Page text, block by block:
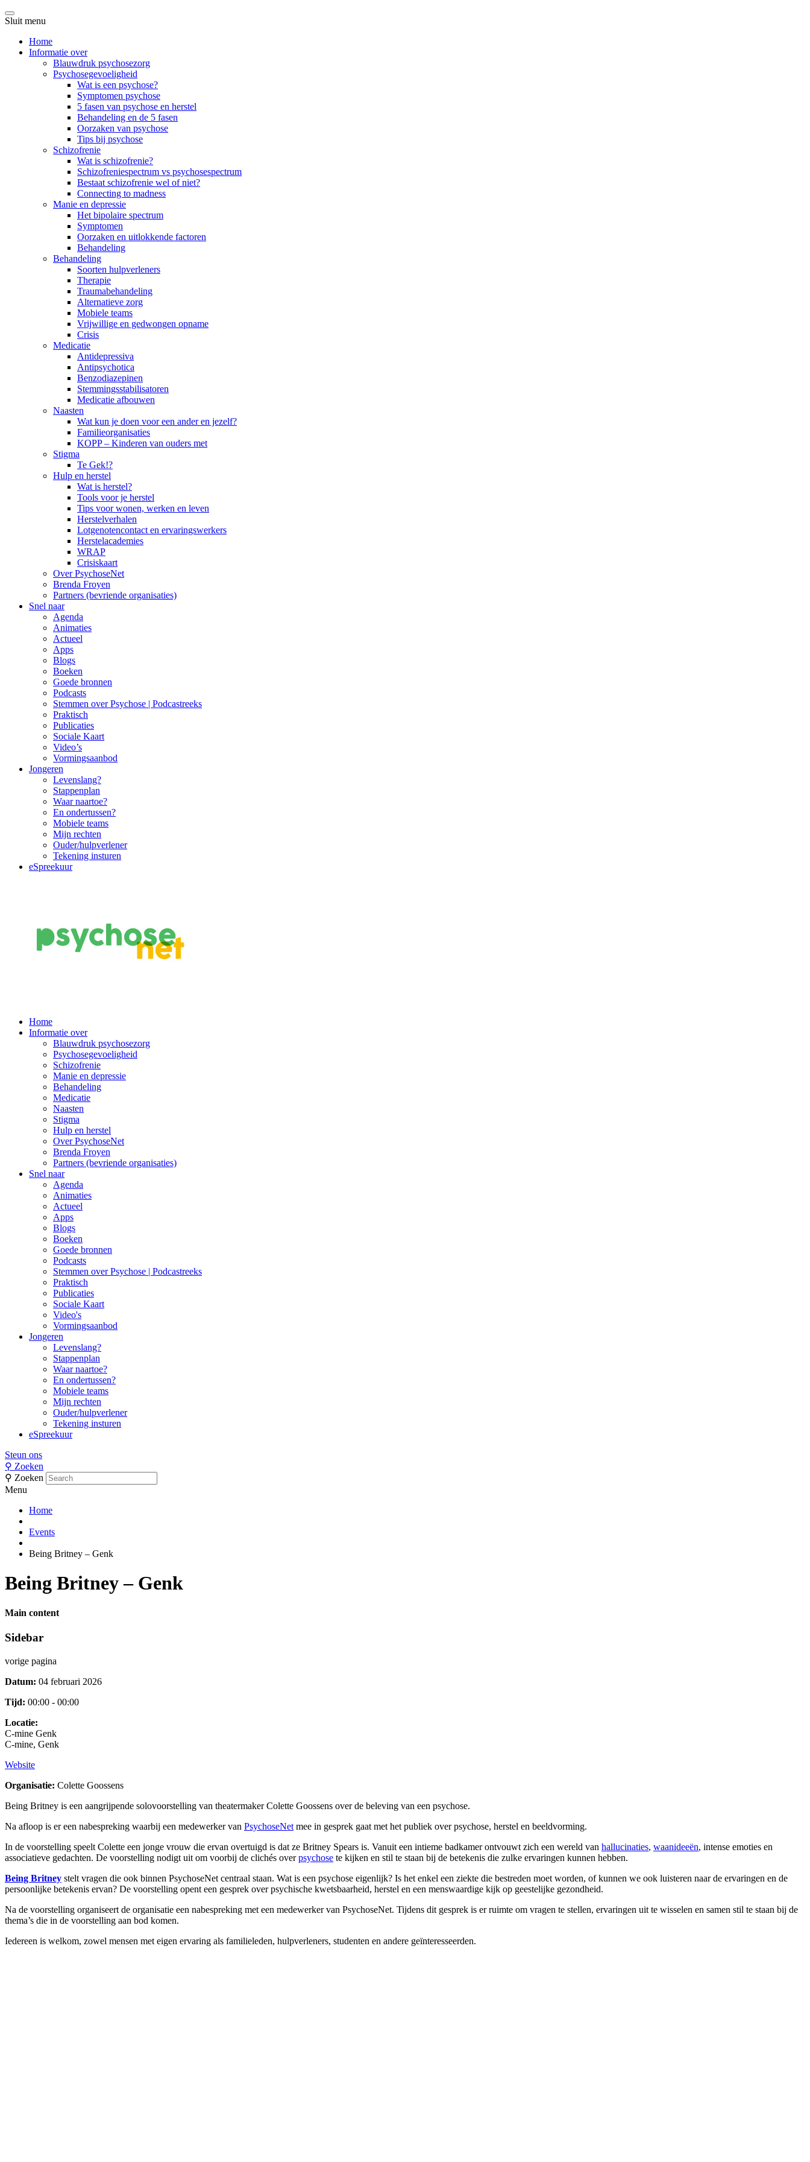
Sluit menu
Home
Informatie over
Blauwdruk psychosezorg
Psychosegevoeligheid
Wat is een psychose?
Symptomen psychose
5 fasen van psychose en herstel
Behandeling en de 5 fasen
Oorzaken van psychose
Tips bij psychose
Schizofrenie
Wat is schizofrenie?
Schizofreniespectrum vs psychosespectrum
Bestaat schizofrenie wel of niet?
Connecting to madness
Manie en depressie
Het bipolaire spectrum
Symptomen
Oorzaken en uitlokkende factoren
Behandeling
Behandeling
Soorten hulpverleners
Therapie
Traumabehandeling
Alternatieve zorg
Mobiele teams
Vrijwillige en gedwongen opname
Crisis
Medicatie
Antidepressiva
Antipsychotica
Benzodiazepinen
Stemmingsstabilisatoren
Medicatie afbouwen
Naasten
Wat kun je doen voor een ander en jezelf?
Familieorganisaties
KOPP – Kinderen van ouders met
Stigma
Te Gek!?
Hulp en herstel
Wat is herstel?
Tools voor je herstel
Tips voor wonen, werken en leven
Herstelverhalen
Lotgenotencontact en ervaringswerkers
Herstelacademies
WRAP
Crisiskaart
Over PsychoseNet
Brenda Froyen
Partners (bevriende organisaties)
Snel naar
Agenda
Animaties
Actueel
Apps
Blogs
Boeken
Goede bronnen
Podcasts
Stemmen over Psychose | Podcastreeks
Praktisch
Publicaties
Sociale Kaart
Video’s
Vormingsaanbod
Jongeren
Levenslang?
Stappenplan
Waar naartoe?
En ondertussen?
Mobiele teams
Mijn rechten
Ouder/hulpverlener
Tekening insturen
eSpreekuur
Main
Navigation
Home
Informatie over
Blauwdruk psychosezorg
Psychosegevoeligheid
Schizofrenie
Manie en depressie
Behandeling
Medicatie
Naasten
Stigma
Hulp en herstel
Over PsychoseNet
Brenda Froyen
Partners (bevriende organisaties)
Snel naar
Agenda
Animaties
Actueel
Apps
Blogs
Boeken
Goede bronnen
Podcasts
Stemmen over Psychose | Podcastreeks
Praktisch
Publicaties
Sociale Kaart
Video's
Vormingsaanbod
Jongeren
Levenslang?
Stappenplan
Waar naartoe?
En ondertussen?
Mobiele teams
Mijn rechten
Ouder/hulpverlener
Tekening insturen
eSpreekuur
Steun ons
⚲ Zoeken
⚲ Zoeken
Menu
Home
Events
Being Britney – Genk
Being Britney – Genk
Main content
Sidebar
vorige pagina
Datum: 04 februari 2026
Tijd: 00:00 - 00:00
Locatie:
C-mine Genk
C-mine, Genk
Website
Organisatie: Colette Goossens
Being Britney is een aangrijpende solovoorstelling van theatermaker Colette Goossens over de beleving van een psychose.
Na afloop is er een nabespreking waarbij een medewerker van PsychoseNet mee in gesprek gaat met het publiek over psychose, herstel en beeldvorming.
In de voorstelling speelt Colette een jonge vrouw die ervan overtuigd is dat ze Britney Spears is. Vanuit een intieme badkamer ontvouwt zich een wereld van hallucinaties, waanideeën, intense emoties en
associatieve gedachten. De voorstelling nodigt uit om voorbij de clichés overpsychose te kijken en stil te staan bij de betekenis die zulke ervaringen kunnen hebben.
Being Britney stelt vragen die ook binnen PsychoseNet centraal staan. Wat is een psychose eigenlijk? Is het enkel een ziekte die bestreden moet worden, of kunnen we ook luisteren naar de ervaringen en de
persoonlijke betekenis ervan? De voorstelling opent een gesprek over psychische kwetsbaarheid, herstel en een menswaardige kijk op geestelijke gezondheid.
Na de voorstelling organiseert de organisatie een nabespreking met een medewerker van PsychoseNet. Tijdens dit gesprek is er ruimte om vragen te stellen, ervaringen uit te wisselen en samen stil te staan bij de
thema’s die in de voorstelling aan bod komen.
Iedereen is welkom, zowel mensen met eigen ervaring als familieleden, hulpverleners, studenten en andere geïnteresseerden.